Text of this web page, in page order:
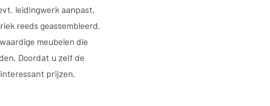
leidingwerk aanpast,
reeds geassembleerd.
meubelen die
Doordat u zelf de
prijzen.